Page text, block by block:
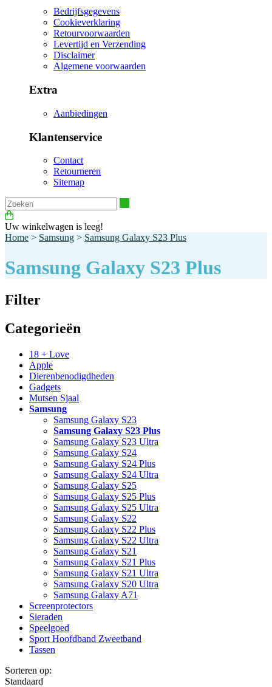
Bedrijfsgegevens
Cookieverklaring
Retourvoorwaarden
Levertijd en Verzending
Disclaimer
Algemene voorwaarden
Extra
Aanbiedingen
Klantenservice
Contact
Retourneren
Sitemap
Uw winkelwagen is leeg!
Home > Samsung > Samsung Galaxy S23 Plus
Samsung Galaxy S23 Plus
Filter
Categorieën
18 + Love
Apple
Dierenbenodigdheden
Gadgets
Mutsen Sjaal
Samsung
Samsung Galaxy S23
Samsung Galaxy S23 Plus
Samsung Galaxy S23 Ultra
Samsung Galaxy S24
Samsung Galaxy S24 Plus
Samsung Galaxy S24 Ultra
Samsung Galaxy S25
Samsung Galaxy S25 Plus
Samsung Galaxy S25 Ultra
Samsung Galaxy S22
Samsung Galaxy S22 Plus
Samsung Galaxy S22 Ultra
Samsung Galaxy S21
Samsung Galaxy S21 Plus
Samsung Galaxy S21 Ultra
Samsung Galaxy S20 Ultra
Samsung Galaxy A71
Screenprotectors
Sieraden
Speelgoed
Sport Hoofdband Zweetband
Tassen
Sorteren op:
Standaard